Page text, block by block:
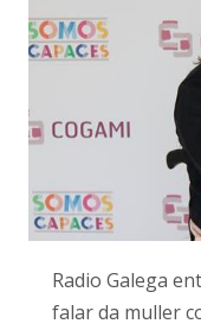
Radio Galega
falar da muller